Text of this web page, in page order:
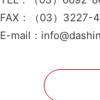
FAX：（03）
E-mail：